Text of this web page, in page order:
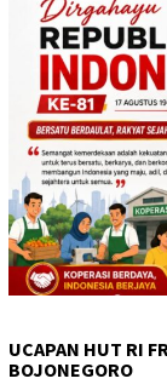
UCAPAN HUT RI
BOJONEGORO